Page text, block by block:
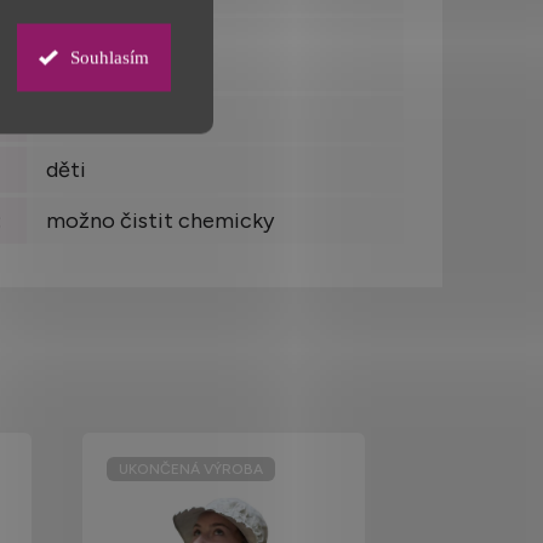
Souhlasím
ano
děti
možno čistit chemicky
UKONČENÁ VÝROBA